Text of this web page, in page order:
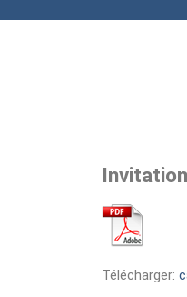
Télécharger: